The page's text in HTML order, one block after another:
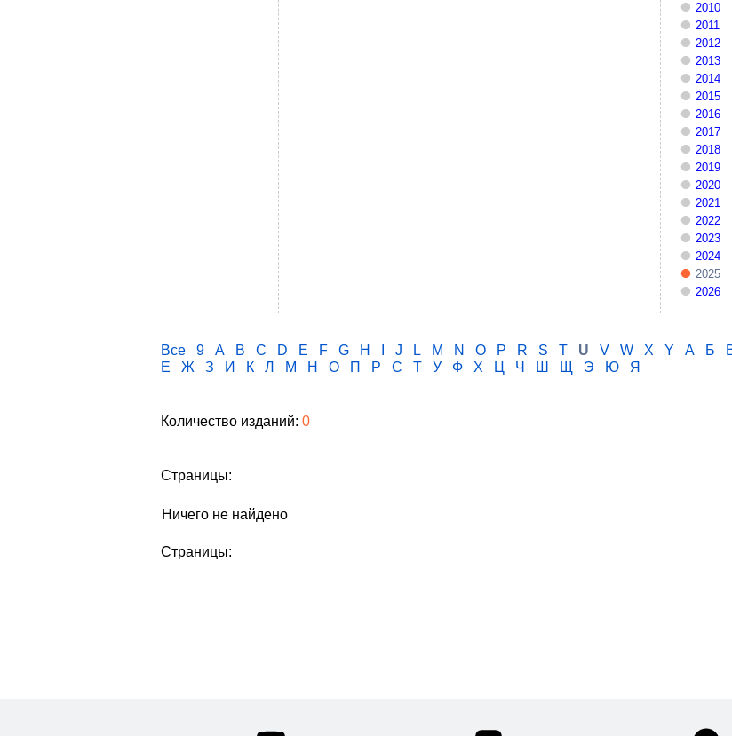
2010
2011
2012
2013
2014
2015
2016
2017
2018
2019
2020
2021
2022
2023
2024
2025
2026
Все 9 A B C D E F G H J L M N O P R S T U V W X Y А Б
Е
Ж З И К Л М Н О П Р С Т У Ф Х Ц Ч Ш Щ Э Ю Я
Количество изданий: 0
Страницы:
Ничего не найдено
Страницы: